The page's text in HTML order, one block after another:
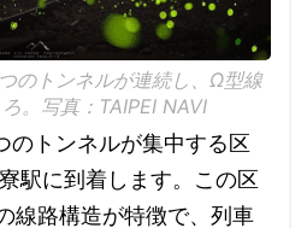
のトンネルが連続し、Ω型線
。写真：TAIPEI NAVI
のトンネルが集中する区
駅に到着します。この区
線路構造が特徴で、列車